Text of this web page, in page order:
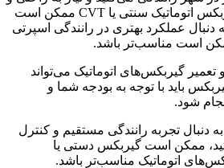
کاهش خستگی دارید، گیربکس اتوماتیک سنتی یا CVT ممکن است
دنبال عملکرد بهتری در رانندگی اسپرتی
تعمیر گیربکس‌های اتوماتیک می‌تواند
باید با توجه به بودجه شما و
شود.
به دنبال تجربه رانندگی مستقیم و کنترل
ممکن است گیربکس دستی یا
اتوماتیک مناسب‌تر باشد.